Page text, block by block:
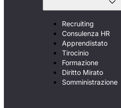
Recruiting
Consulenza HR
Apprendistato
Tirocinio
Formazione
Diritto Mirato
Somministrazione